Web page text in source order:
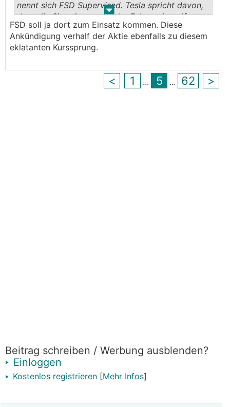
. .
nennt sich FSD Supervised. Tesla spricht davon,
dass die Situationen, wo der Fahrer eingreifen
muss, um >90% reduziert werden konnten.
Während wir uns hier über das Tehma
unterhalten, wandern weitere Millionen von
FSD soll ja dort zum Einsatz kommen. Diese
Ankündigung verhalf der Aktie ebenfalls zu diesem
eklatanten Kurssprung.
< 1 ... 5 ... 62 >
Beitrag schreiben / Werbung ausblenden?
Einloggen
Kostenlos registrieren [Mehr Infos]